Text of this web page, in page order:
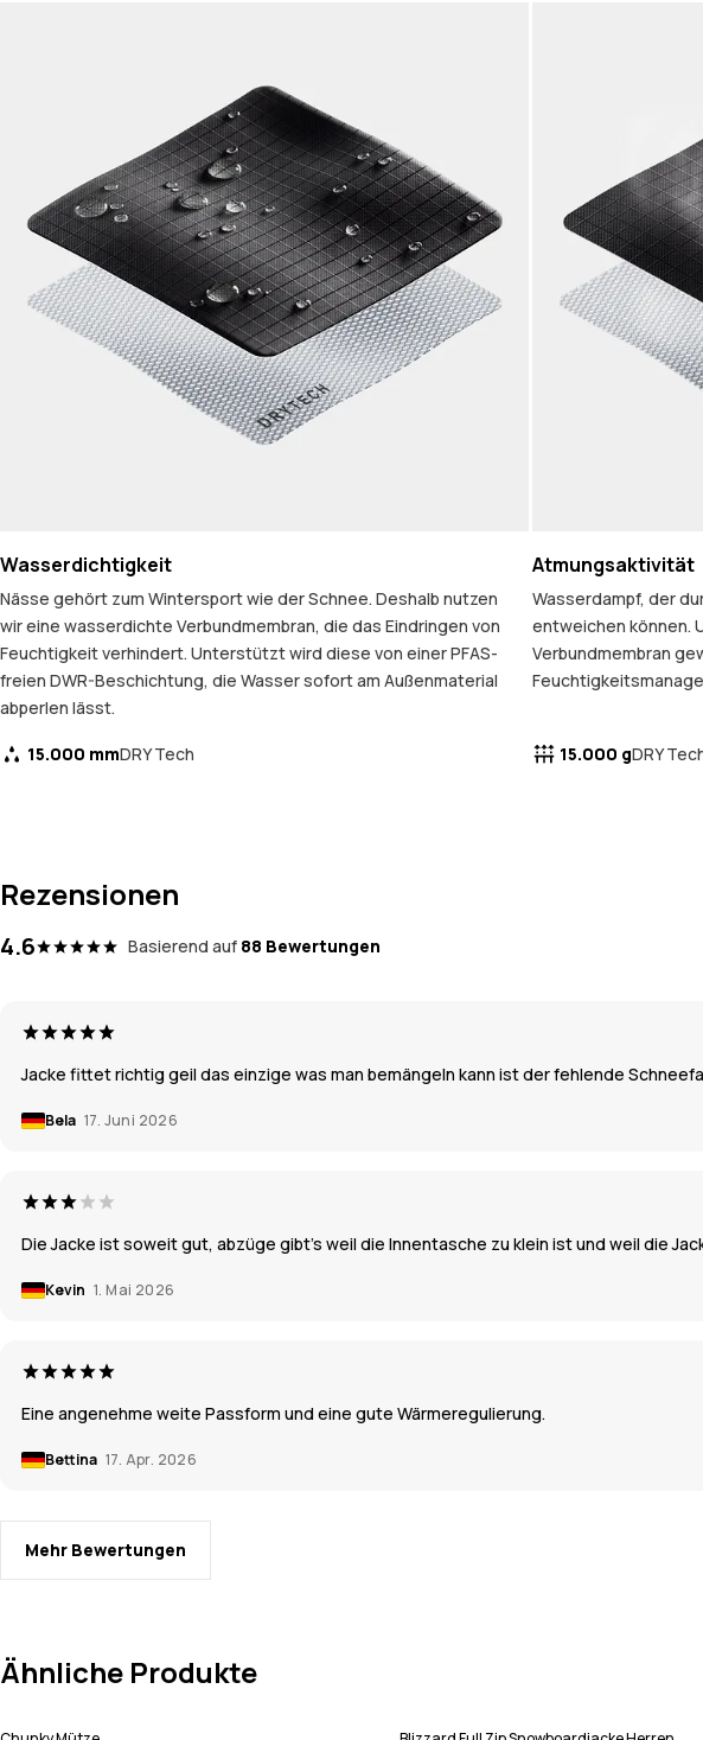
Wasserdichtigkeit
Nässe gehört zum Wintersport wie der Schnee. Deshalb nutzen
wir eine wasserdichte Verbundmembran, die das Eindringen von
Feuchtigkeit verhindert. Unterstützt wird diese von einer PFAS-
freien DWR-Beschichtung, die Wasser sofort am Außenmaterial
abperlen lässt.
15.000 mmDRY Tech
Atmungsaktivität
Wasserdampf, der
entweichen können.
Verbundmembran
15.000 gDRY
Rezensionen
4.6 Basierend auf 88 Bewertungen
Jacke fittet richtig geil das einzige was man bemängeln kann ist der fehlende
Bela 17. Juni 2026
Die Jacke ist soweit gut, abzüge gibt's weil die Innentasche zu klein ist und weil die
Kevin 1. Mai 2026
Eine angenehme weite Passform und eine gute Wärmeregulierung.
Bettina 17. Apr. 2026
Mehr Bewertungen
Ähnliche Produkte